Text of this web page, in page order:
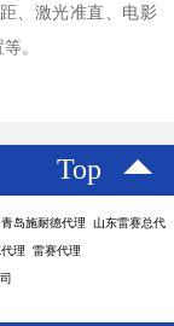
、激光准直、电影
。
Top
岛施耐德代理 山东雷赛总代
理 雷赛代理